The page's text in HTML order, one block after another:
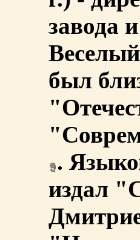
завода
был
.
издал